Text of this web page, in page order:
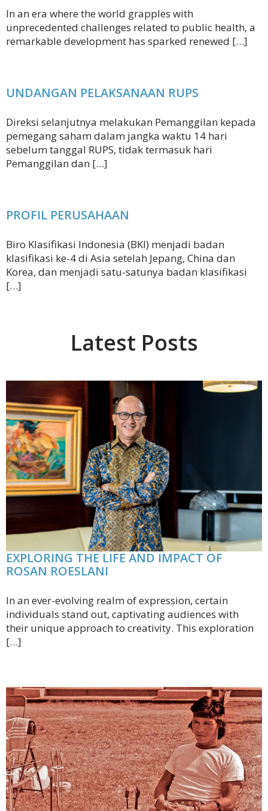
In an era where the world grapples with
unprecedented challenges related to public health, a
remarkable development has sparked renewed […]
UNDANGAN PELAKSANAAN RUPS
Direksi selanjutnya melakukan Pemanggilan kepada
pemegang saham dalam jangka waktu 14 hari
sebelum tanggal RUPS, tidak termasuk hari
Pemanggilan dan […]
PROFIL PERUSAHAAN
Biro Klasifikasi Indonesia (BKI) menjadi badan
klasifikasi ke-4 di Asia setelah Jepang, China dan
Korea, dan menjadi satu-satunya badan klasifikasi
[…]
Latest Posts
EXPLORING THE LIFE AND IMPACT OF
ROSAN ROESLANI
In an ever-evolving realm of expression, certain
individuals stand out, captivating audiences with
their unique approach to creativity. This exploration
[…]